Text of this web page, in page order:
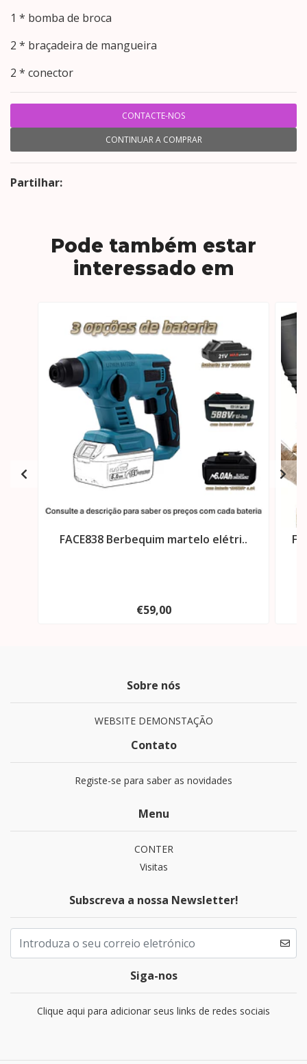
1 * bomba de broca
2 * braçadeira de mangueira
2 * conector
CONTACTE-NOS
CONTINUAR A COMPRAR
Partilhar:
Pode também estar
interessado em
FACE838 Berbequim martelo elétri..
€59,00
Sobre nós
WEBSITE DEMONSTAÇÃO
Contato
Registe-se para saber as novidades
Menu
CONTER
Visitas
Subscreva a nossa Newsletter!
Siga-nos
Clique aqui para adicionar seus links de redes sociais